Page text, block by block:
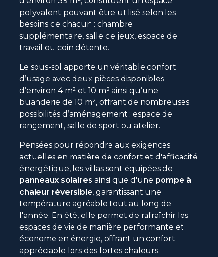
polyvalent pouvant être utilisé selon les
besoins de chacun : chambre
supplémentaire, salle de jeux, espace de
travail ou coin détente.
Le sous-sol apporte un véritable confort
d’usage avec deux pièces disponibles
d’environ 4 m² et 10 m² ainsi qu’une
buanderie de 10 m², offrant de nombreuses
possibilités d’aménagement : espace de
rangement, salle de sport ou atelier.
Pensées pour répondre aux exigences
actuelles en matière de confort et d'efficacité
énergétique, les villas sont équipées de
panneaux solaires ainsi que d'une pompe à
chaleur réversible, garantissant une
température agréable tout au long de
l'année. En été, elle permet de rafraîchir les
espaces de vie de manière performante et
économe en énergie, offrant un confort
appréciable lors des fortes chaleurs.